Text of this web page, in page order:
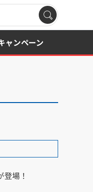
ャンペーン
場！